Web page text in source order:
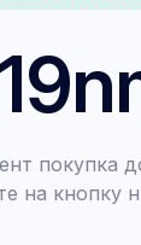
покупка
на кнопку